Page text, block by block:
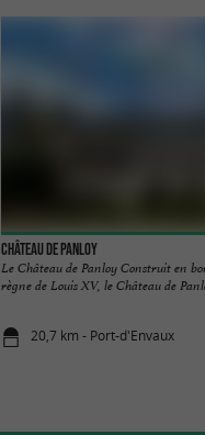
Château de Panloy
Le Château de Panloy Construit en
règne de Louis XV, le Château de
20,7 km - Port-d'Envaux